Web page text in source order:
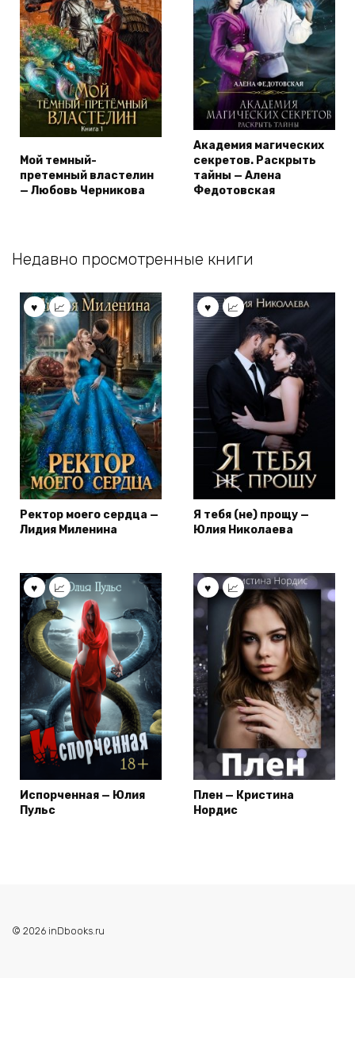
Мой темный-
претемный властелин
— Любовь Черникова
Академия магических
секретов. Раскрыть
тайны — Алена
Федотовская
Недавно просмотренные книги
Ректор моего сердца —
Лидия Миленина
Я тебя (не) прощу —
Юлия Николаева
Испорченная — Юлия
Пульс
Плен — Кристина
Нордис
© 2026 inDbooks.ru